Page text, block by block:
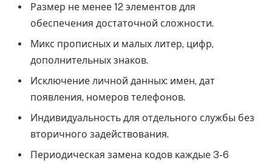
Размер не менее 12 элементов для
обеспечения достаточной сложности.
Микс прописных и малых литер, цифр,
дополнительных знаков.
Исключение личной данных: имен, дат
появления, номеров телефонов.
Индивидуальность для отдельного службы без
вторичного задействования.
Периодическая замена кодов каждые 3-6